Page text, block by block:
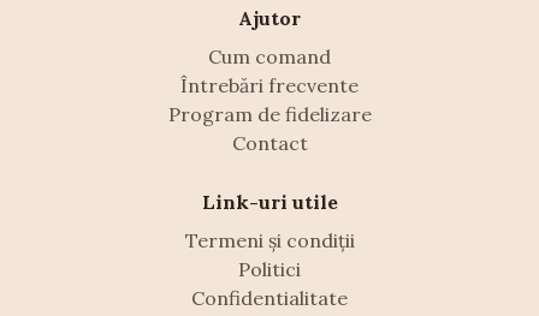
Ajutor
Cum comand
Întrebări frecvente
Program de fidelizare
Contact
Link-uri utile
Termeni și condiții
Politici
Confidentialitate